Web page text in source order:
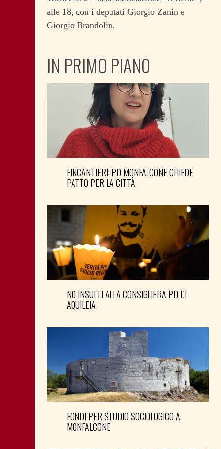
alle 18, con i deputati Giorgio Zanin e
Giorgio Brandolin.
IN PRIMO PIANO
FINCANTIERI: PD MONFALCONE CHIEDE
PATTO PER LA CITTÀ
NO INSULTI ALLA CONSIGLIERA PD DI
AQUILEIA
FONDI PER STUDIO SOCIOLOGICO A
MONFALCONE